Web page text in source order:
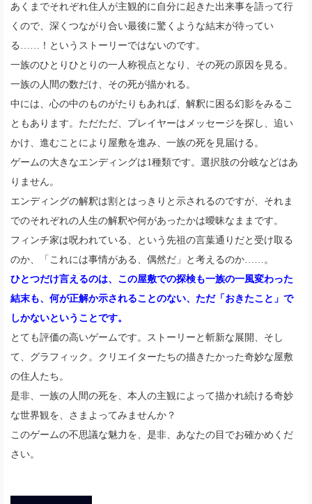
あくまでそれぞれ住人が主観的に自分に起きた出来事を語って行
くので、深くつながり合い最後に驚くような結末が待ってい
る……！というストーリーではないのです。
一族のひとりひとりの一人称視点となり、その死の原因を見る。
一族の人間の数だけ、その死が描かれる。
中には、心の中のものがたりもあれば、解釈に困る幻影をみるこ
ともあります。ただただ、プレイヤーはメッセージを探し、追い
かけ、進むことにより屋敷を進み、一族の死を見届ける。
ゲームの大きなエンディングは1種類です。選択肢の分岐などはあ
りません。
エンディングの解釈は割とはっきりと示されるのですが、それま
でのそれぞれの人生の解釈や何があったかは曖昧なままです。
フィンチ家は呪われている、という先祖の言葉通りだと受け取る
のか、「これには事情がある、偶然だ」と考えるのか……。
ひとつだけ言えるのは、この屋敷での探検も一族の一風変わった
結末も、何が正解か示されることのない、ただ「おきたこと」で
しかないということです。
とても評価の高いゲームです。ストーリーと斬新な展開、そし
て、グラフィック。クリエイターたちの描きたかった奇妙な屋敷
の住人たち。
是非、一族の人間の死を、本人の主観によって描かれ続ける奇妙
な世界観を、さまよってみませんか？
このゲームの不思議な魅力を、是非、あなたの目でお確かめくだ
さい。